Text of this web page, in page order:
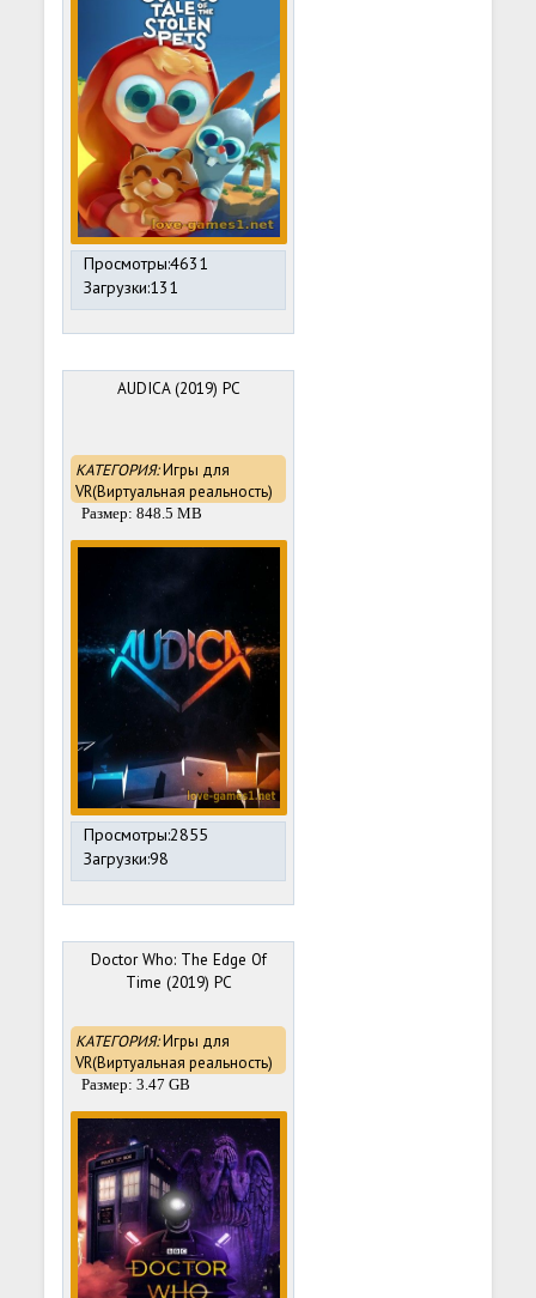
Просмотры:4631
Загрузки:131
AUDICA (2019) PC
КАТЕГОРИЯ:Игры для
VR(Виртуальная реальность)
Размер: 848.5 MB
Просмотры:2855
Загрузки:98
Doctor Who: The Edge Of
Time (2019) PC
КАТЕГОРИЯ:Игры для
VR(Виртуальная реальность)
Размер: 3.47 GB